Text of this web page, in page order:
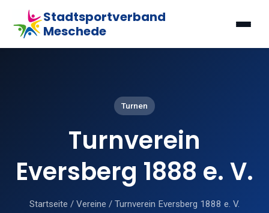
Stadtsportverband
Meschede
Turnen
Turnverein
Eversberg 1888 e. V.
Startseite / Vereine / Turnverein Eversberg 1888 e. V.